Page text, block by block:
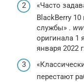
«Часто
BlackBerry
службы» .
оригинала 1
января 2022
перестают